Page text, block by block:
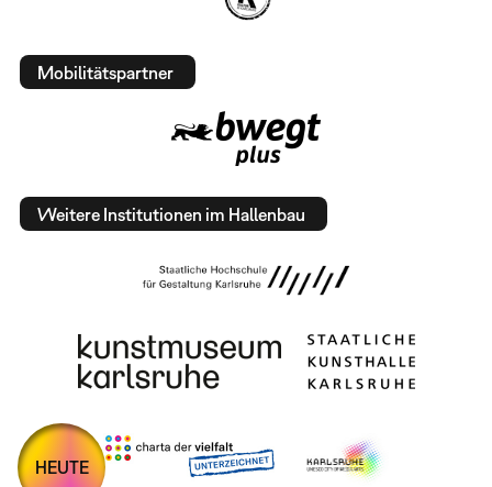
Mobilitätspartner
Weitere Institutionen im Hallenbau
HEUTE